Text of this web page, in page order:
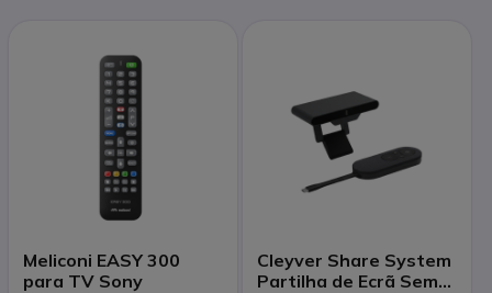
Meliconi EASY 300
para TV Sony
Cleyver Share System
Partilha de Ecrã Sem